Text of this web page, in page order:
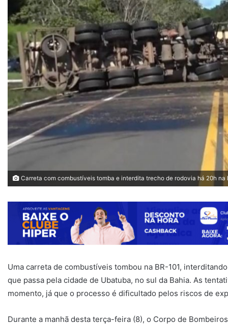
Carreta com combustíveis tomba e interdita trecho de rodovia há 20h na
Uma carreta de combustíveis tombou na BR-101,
que passa pela cidade de Ubatuba, no sul da Bahia. As
momento, já que o processo é dificultado pelos riscos de
Durante a manhã desta terça-feira (8), o Corpo de